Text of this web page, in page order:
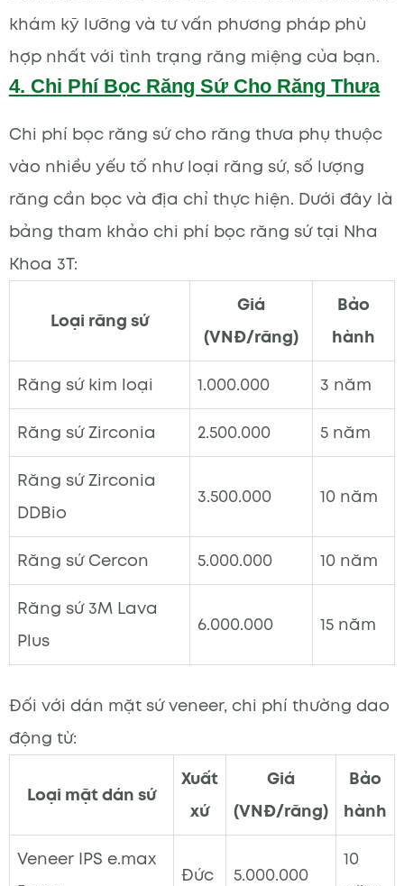
khám kỹ lưỡng và tư vấn phương pháp phù
hợp nhất với tình trạng răng miệng của bạn.
4. Chi Phí Bọc Răng Sứ Cho Răng Thưa
Chi phí bọc răng sứ cho răng thưa phụ thuộc
vào nhiều yếu tố như loại răng sứ, số lượng
răng cần bọc và địa chỉ thực hiện. Dưới đây là
bảng tham khảo chi phí bọc răng sứ tại Nha
Khoa 3T:
Loại răng sứ
Giá
(VNĐ/răng)
Bảo
hành
Răng sứ kim loại
1.000.000
3 năm
Răng sứ Zirconia
2.500.000
5 năm
Răng sứ Zirconia
DDBio
3.500.000 10 năm
Răng sứ Cercon 5.000.000
10 năm
Răng sứ 3M Lava
Plus
6.000.000 15 năm
Đối với dán mặt sứ veneer, chi phí thường dao
động từ:
Loại mặt dán sứ
Xuất
xứ
Giá
(VNĐ/răng)
Bảo
hành
Veneer IPS e.max
Đức 5.000.000
10